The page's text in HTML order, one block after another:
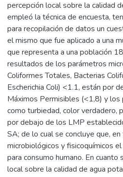
percepción local sobre la calidad
empleó la técnica de encuesta,
para recopilación de datos un
el mismo que fue aplicado a una
que representa a una población
resultados de los parámetros
Coliformes Totales, Bacterias
Escherichia Coli) <1.1, están por
Máximos Permisibles (<1,8) y los
como turbiedad, color verdadero,
por debajo de los LMP
SA; de lo cual se concluye que,
microbiológicos y fisicoquímicos
para consumo humano. En
local sobre la calidad de agua